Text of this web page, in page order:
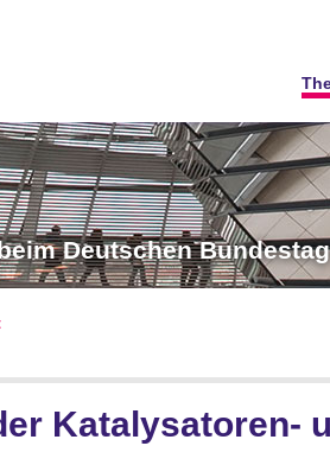
Deutschen Bundestag
Katalysatoren-